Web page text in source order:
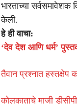
भारताच्या सर्वसमावेशक
केली.
हे ही वाचा:
‘देव देश आणि धर्म’
तैवान प्रश्नात हस्तक्षेप
कोलकाताचे माजी